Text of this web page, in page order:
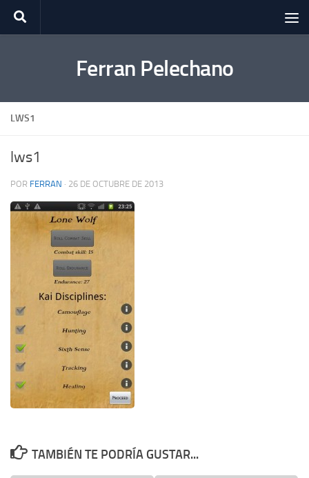
Saltar al contenido
Ferran Pelechano
LWS1
lws1
POR FERRAN · 26 DE OCTUBRE DE 2013
TAMBIÉN TE PODRÍA GUSTAR...